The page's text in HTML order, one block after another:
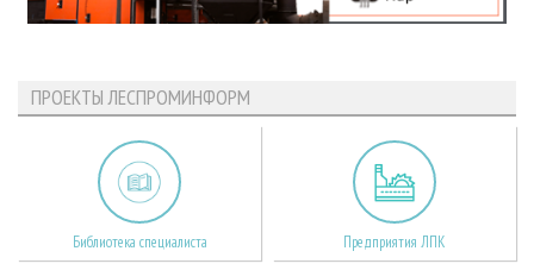
ПРОЕКТЫ ЛЕСПРОМИНФОРМ
Библиотека специалиста Предприятия ЛПК